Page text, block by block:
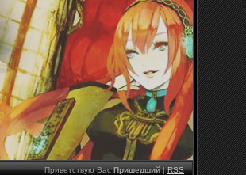
Приветствую Вас Пришедший|RSS